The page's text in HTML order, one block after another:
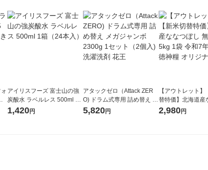
アイリスフーズ 富士山の強
炭酸水 ラベルレス 500ml 1
箱（24本入）
1,420円
アタックゼロ（Attack ZER
O) ドラム式専用 詰め替え メ
ガジャンボ 2300g 1セット
（2個入) 洗濯洗剤 花王
5,820円
【アウトレット】
替特価】北海道産
し 無洗米 5kg 1袋
米 木徳神糧 オリジ
2,980円